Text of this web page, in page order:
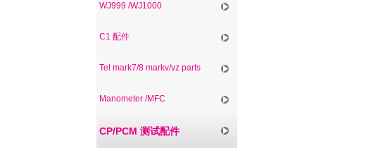
WJ999 /WJ1000
C1 配件
Tel mark7/8 markv/vz parts
Manometer /MFC
CP/PCM 测试配件